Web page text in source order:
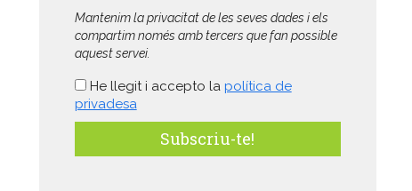
Mantenim la privacitat de les seves dades i els
compartim només amb tercers que fan possible
aquest servei.
He llegit i accepto la política de
privadesa